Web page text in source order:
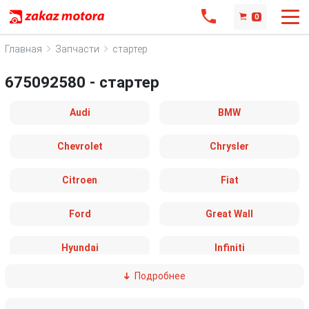
0
Главная Запчасти стартер
675092580 - стартер
Audi BMW
Chevrolet Chrysler
Citroen Fiat
Ford Great Wall
Hyundai Infiniti
Подробнее